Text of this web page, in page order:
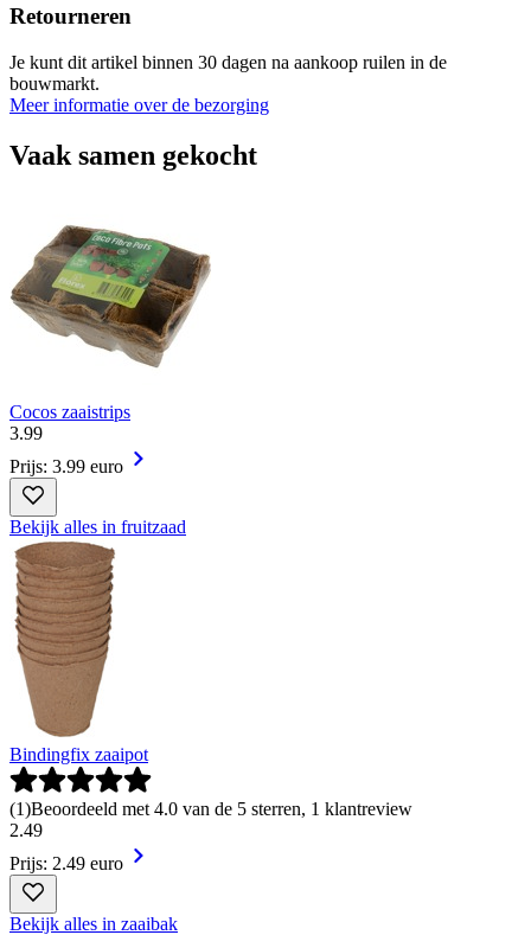
Retourneren
Je kunt dit artikel binnen 30 dagen na aankoop ruilen in de
bouwmarkt.
Meer informatie over de bezorging
Vaak samen gekocht
Cocos zaaistrips
3.99
Prijs: 3.99 euro
Bekijk alles in fruitzaad
Bindingfix zaaipot
(1)Beoordeeld met 4.0 van de 5 sterren, 1 klantreview
2.49
Prijs: 2.49 euro
Bekijk alles in zaaibak